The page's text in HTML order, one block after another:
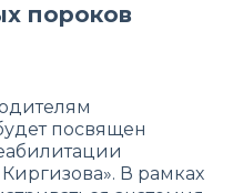
пороков
посвящен
В рамках